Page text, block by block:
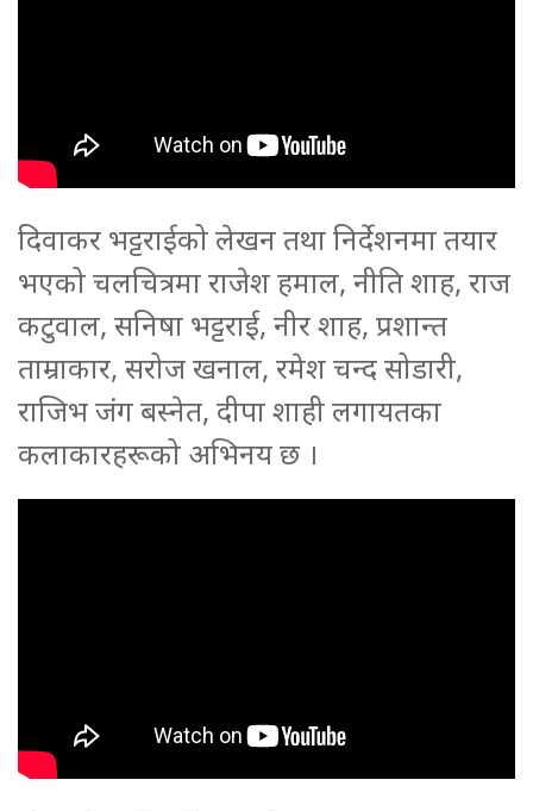
दिवाकर भट्टराईको लेखन तथा निर्देशनमा तयार
भएको चलचित्रमा राजेश हमाल, नीति शाह, राज
कटुवाल, सनिषा भट्टराई, नीर शाह, प्रशान्त
ताम्राकार, सरोज खनाल, रमेश चन्द सोडारी,
राजिभ जंग बस्नेत, दीपा शाही लगायतका
कलाकारहरूको अभिनय छ ।